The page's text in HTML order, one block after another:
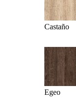
Castaño
Egeo